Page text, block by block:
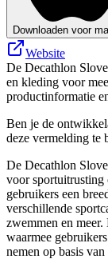
Downloaden voor
Website
De Decathlon
en kleding voor
productinformatie
Ben je de
deze vermelding te
De Decathlon
voor sportuitrusting
gebruikers een
verschillende
zwemmen en
waarmee
nemen op basis